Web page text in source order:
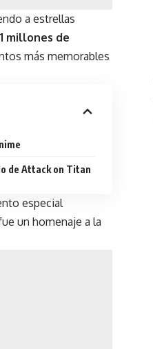
a estrellas
millones de
más memorables
de Attack on Titan
especial
un homenaje a la